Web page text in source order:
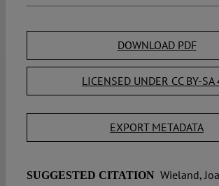
DOWNLOAD PDF
LICENSED UNDER CC BY-SA
EXPORT METADATA
SUGGESTED CITATION Wieland,